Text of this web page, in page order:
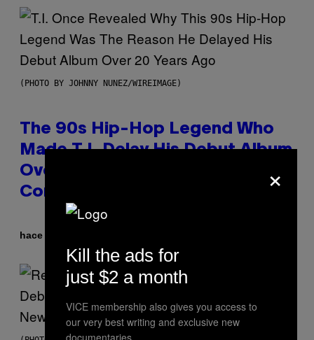
(PHOTO BY JOHNNY NUNEZ/WIREIMAGE)
The 90s Hip-Hop Legend Who
Made T.I. Delay His Debut Album
Over 20 Years Ago: ‘I Definitely
Conceded’
hace 13 horas
×
Kill the ads for
just $2 a month
VICE membership also gives you access to
our very best writing and exclusive new
documentaries.